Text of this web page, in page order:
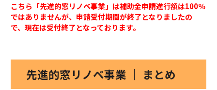
こちら「先進的窓リノベ事業」は補助金申請進行額は100％
ではありませんが、申請受付期間が終了となりましたの
で、現在は受付終了となっております。
先進的窓リノベ事業 ｜ まとめ